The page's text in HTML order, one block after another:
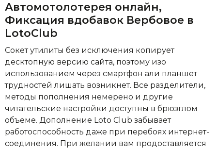
Автомотолотерея онлайн,
Фиксация вдобавок Вербовое в
LotoClub
Сокет утилиты без исключения копирует
десктопную версию сайта, поэтому изо
использованием через смартфон али планшет
трудностей лишать возникнет. Все разделители,
методы пополнения немерено и другие
читательские настройки доступны в брюзглом
объеме. Дополнение Loto Club забывает
работоспособность даже при перебоях интернет-
соединения. При желании вам продоставляется